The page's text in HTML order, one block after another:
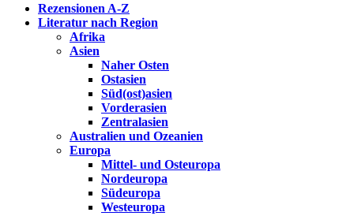
Rezensionen A-Z
Literatur nach Region
Afrika
Asien
Naher Osten
Ostasien
Süd(ost)asien
Vorderasien
Zentralasien
Australien und Ozeanien
Europa
Mittel- und Osteuropa
Nordeuropa
Südeuropa
Westeuropa